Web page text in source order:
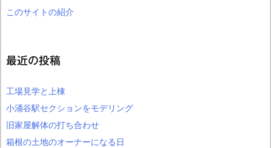
このサイトの紹介
最近の投稿
工場見学と上棟
小涌谷駅セクションをモデリング
旧家屋解体の打ち合わせ
箱根の土地のオーナーになる日